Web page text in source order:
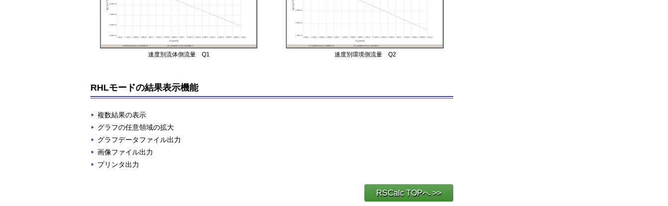
速度別流体側流量 Q1 速度別環境側流量 Q2
RHLモードの結果表示機能
複数結果の表示
グラフの任意領域の拡大
グラフデータファイル出力
画像ファイル出力
プリンタ出力
RSCalc TOPへ >>